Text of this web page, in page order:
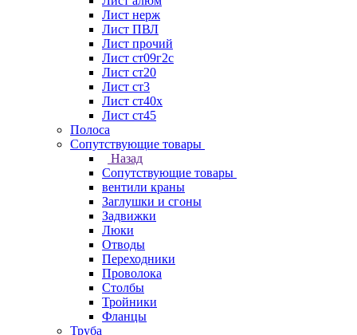
Лист нерж
Лист ПВЛ
Лист прочий
Лист ст09г2с
Лист ст20
Лист ст3
Лист ст40х
Лист ст45
Полоса
Сопутствующие товары
Назад
Сопутствующие товары
вентили краны
Заглушки и сгоны
Задвижки
Люки
Отводы
Переходники
Проволока
Столбы
Тройники
Фланцы
Труба